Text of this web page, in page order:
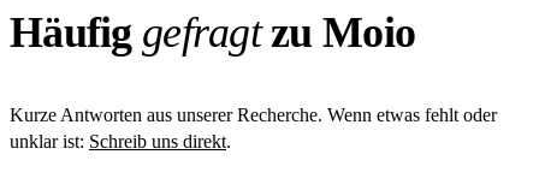
Häufig gefragtzu Moio
Kurze Antworten aus unserer Recherche. Wenn etwas fehlt oder
unklar ist: Schreib uns direkt.